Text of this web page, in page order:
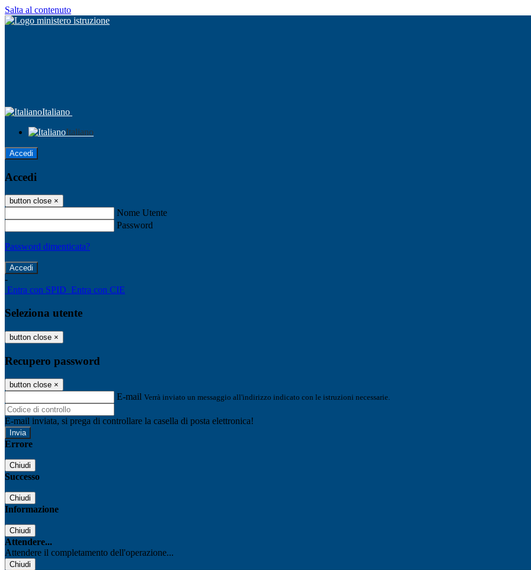
Salta al contenuto
Italiano
Italiano
Accedi
Accedi
button close ×
Nome Utente
Password
Password dimenticata?
-
Entra con SPID Entra con CIE
Seleziona utente
button close ×
Recupero password
button close ×
E-mail Verrà inviato un messaggio all'indirizzo indicato con le istruzioni necessarie.
E-mail inviata, si prega di controllare la casella di posta elettronica!
Errore
Chiudi
Successo
Chiudi
Informazione
Chiudi
Attendere...
Attendere il completamento dell'operazione...
Chiudi